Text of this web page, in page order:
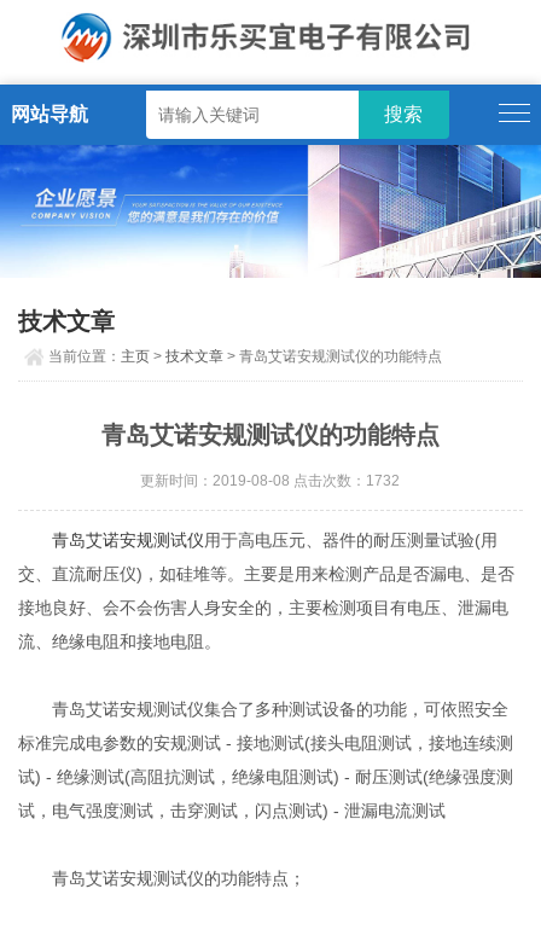
网站导航
技术文章
当前位置： 主页 >技术文章 > 青岛艾诺安规测试仪的功能特点
青岛艾诺安规测试仪的功能特点
更新时间：2019-08-08 点击次数：1732
青岛艾诺安规测试仪用于高电压元、器件的耐压测量试验(用
交、直流耐压仪)，如硅堆等。主要是用来检测产品是否漏电、是否
接地良好、会不会伤害人身安全的，主要检测项目有电压、泄漏电
流、绝缘电阻和接地电阻。
青岛艾诺安规测试仪集合了多种测试设备的功能，可依照安全
标准完成电参数的安规测试 - 接地测试(接头电阻测试，接地连续测
试) - 绝缘测试(高阻抗测试，绝缘电阻测试) - 耐压测试(绝缘强度测
试，电气强度测试，击穿测试，闪点测试) - 泄漏电流测试
青岛艾诺安规测试仪的功能特点；